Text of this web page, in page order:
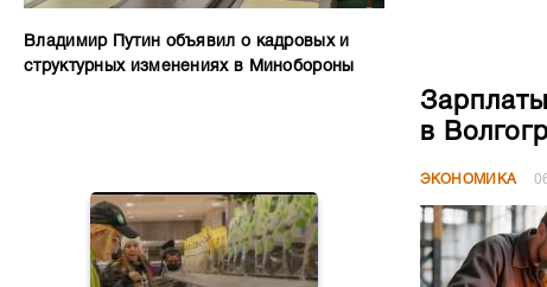
Владимир Путин объявил о кадровых и
структурных изменениях в Минобороны
в
ЭКОНОМИКА